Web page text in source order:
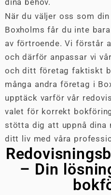
dina behov.
När du väljer oss som
Boxholms får du inte
av förtroende. Vi förstår
och därför anpassar vi
och ditt företag faktiskt
många andra företag i
upptäck varför vår
valet för korrekt
stötta dig att uppnå dina
ditt liv med våra
– Din